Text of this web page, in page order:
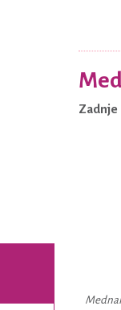
Zadnje